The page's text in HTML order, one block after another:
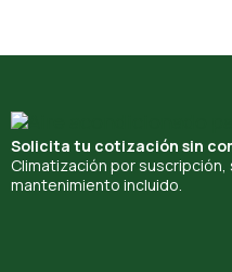
Solicita tu cotización sin
Climatización por suscripción,
mantenimiento incluido.